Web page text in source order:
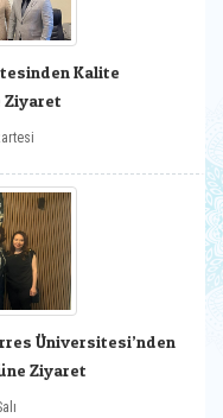
Kalite
Üniversitesi’nden
Ziyaret